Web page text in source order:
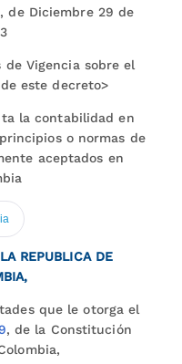
de Diciembre 29 de
de Vigencia sobre el
este decreto>
la contabilidad en
o normas de
aceptados en
REPUBLICA DE
que le otorga el
, de la Constitución